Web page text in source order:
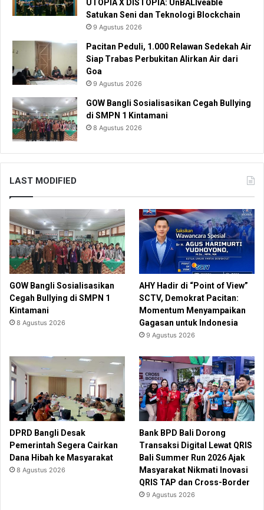
UTOPIA X DISTOPIA: UnBALIveable
Satukan Seni dan Teknologi Blockchain
9 Agustus 2026
Pacitan Peduli, 1.000 Relawan Sedekah Air
Siap Trabas Perbukitan Alirkan Air dari
Goa
9 Agustus 2026
GOW Bangli Sosialisasikan Cegah Bullying
di SMPN 1 Kintamani
8 Agustus 2026
LAST MODIFIED
GOW Bangli Sosialisasikan
Cegah Bullying di SMPN 1
Kintamani
8 Agustus 2026
AHY Hadir di “Point of View”
SCTV, Demokrat Pacitan:
Momentum Menyampaikan
Gagasan untuk Indonesia
9 Agustus 2026
DPRD Bangli Desak
Pemerintah Segera Cairkan
Dana Hibah ke Masyarakat
8 Agustus 2026
Bank BPD Bali Dorong
Transaksi Digital Lewat QRIS
Bali Summer Run 2026 Ajak
Masyarakat Nikmati Inovasi
QRIS TAP dan Cross-Border
9 Agustus 2026